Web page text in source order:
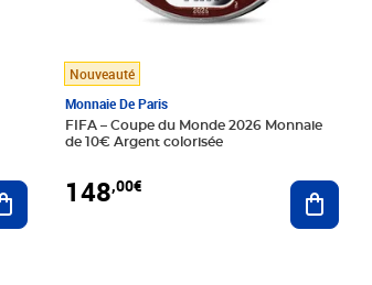
Ajouter au panier
Nouveauté
Monnaie De Paris
FIFA – Coupe du Monde 2026 Monnaie
de 10€ Argent colorisée
148,00€